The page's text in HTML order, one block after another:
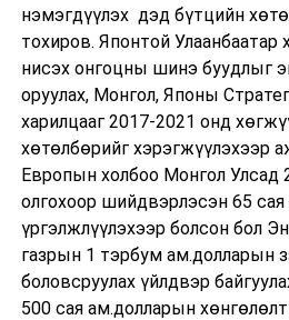
нэмэгдүүлэх дэд бүтцийн
тохиров. Японтой
нисэх онгоцны шинэ буудлыг
оруулах, Монгол, Японы
харилцааг 2017-2021 онд
хөтөлбөрийг хэрэгжүүлэхээр
Европын холбоо Монгол Улсад
олгохоор шийдвэрлэсэн 65
үргэлжлүүлэхээр болсон бол
газрын 1 тэрбум ам.долларын
боловсруулах үйлдвэр
500 сая ам.долларын